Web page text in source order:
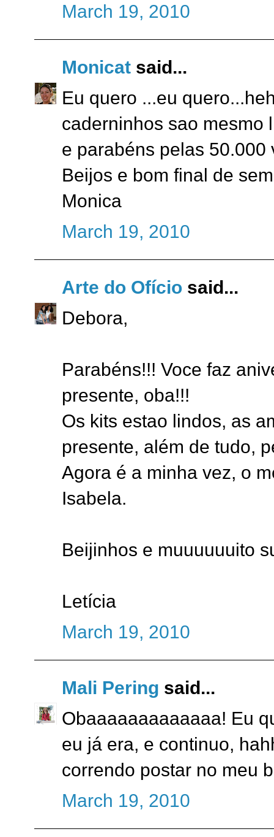
March 19, 2010
Monicat said...
Eu quero ...eu
caderninhos sao mesmo
e parabéns pelas 50.000
Beijos e bom final de
Monica
March 19, 2010
Arte do Ofício said...
Debora,
Parabéns!!! Voce faz
presente, oba!!!
Os kits estao lindos, as
presente, além de tudo,
Agora é a minha vez, o
Isabela.
Beijinhos e muuuuuuito
Letícia
March 19, 2010
Mali Pering said...
Obaaaaaaaaaaaaa! Eu
eu já era, e continuo,
correndo postar no meu
March 19, 2010